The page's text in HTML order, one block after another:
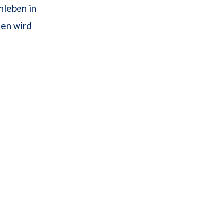
in
wird